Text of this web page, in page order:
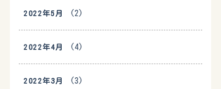
2022年5月 (2)
2022年4月 (4)
2022年3月 (3)